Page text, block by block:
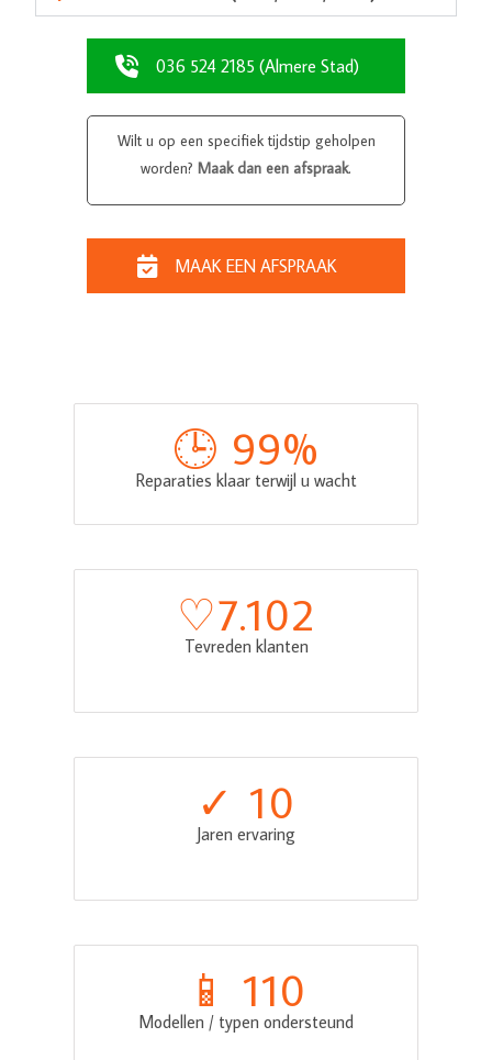
036 524 2185 (Almere Stad)
Wilt u op een specifiek tijdstip geholpen
worden? Maak dan een afspraak.
MAAK EEN AFSPRAAK
🕒 99%
Reparaties klaar terwijl u wacht
♡7.102
Tevreden klanten
✓ 10
Jaren ervaring
📱 110
Modellen / typen ondersteund